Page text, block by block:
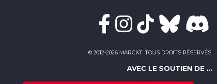
© 2012-2026 MARGXT. TOUS DROITS RÉSERVÉS.
AVEC LE SOUTIEN DE ...